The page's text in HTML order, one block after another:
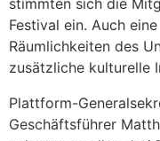
Festival ein. Auch
Räumlichkeiten des
zusätzliche kulturelle
Plattform-
Geschäftsführer